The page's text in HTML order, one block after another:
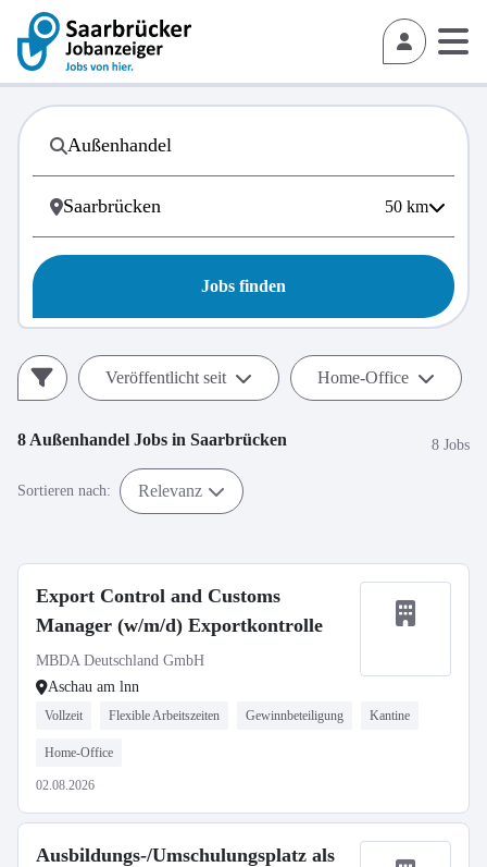
50 km
Jobs finden
Veröffentlicht seit Home-Office
8 Außenhandel Jobs in Saarbrücken 8 Jobs
Sortieren nach: Relevanz
Export Control and Customs
Manager (w/m/d) Exportkontrolle
MBDA Deutschland GmbH
Aschau am lnn
Vollzeit Flexible Arbeitszeiten Gewinnbeteiligung Kantine
Home-Office
02.08.2026
Ausbildungs-/Umschulungsplatz als